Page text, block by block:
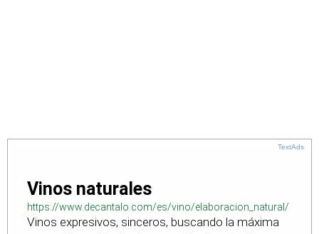
TextAds
Vinos naturales
https://www.decantalo.com/es/vino/elaboracion_natural/
Vinos expresivos, sinceros, buscando la máxima